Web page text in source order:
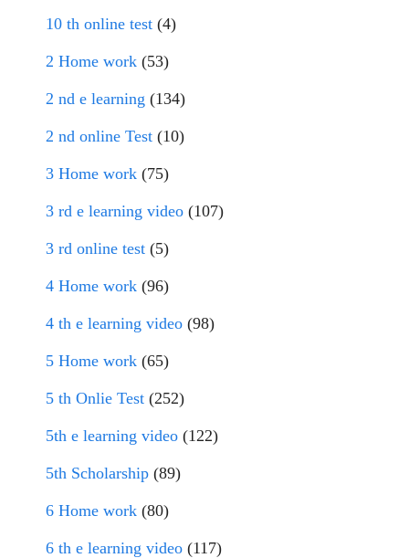
10 th online test (4)
2 Home work (53)
2 nd e learning (134)
2 nd online Test (10)
3 Home work (75)
3 rd e learning video (107)
3 rd online test (5)
4 Home work (96)
4 th e learning video (98)
5 Home work (65)
5 th Onlie Test (252)
5th e learning video (122)
5th Scholarship (89)
6 Home work (80)
6 th e learning video (117)